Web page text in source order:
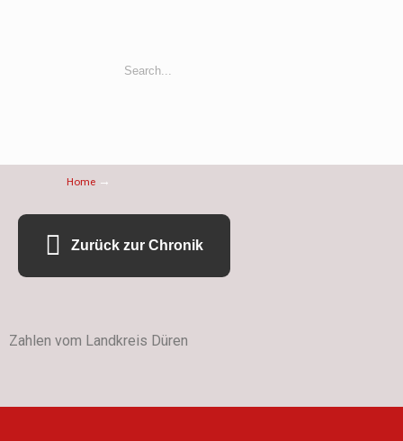
Home →
Zurück zur Chronik
Zahlen vom Landkreis Düren